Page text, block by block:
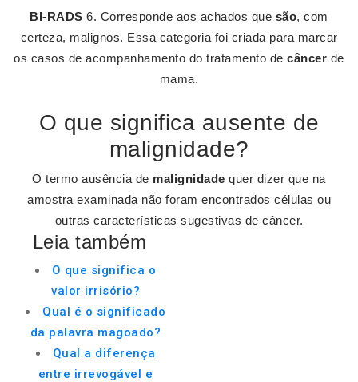
BI-RADS 6. Corresponde aos achados que são, com
certeza, malignos. Essa categoria foi criada para marcar
os casos de acompanhamento do tratamento decâncer de
mama.
O que significa ausente de
malignidade?
O termo ausência de malignidade quer dizer que na
amostra examinada não foram encontrados células ou
outras características sugestivas de câncer.
Leia também
O que significa o
valor irrisório?
Qual é o significado
da palavra magoado?
Qual a diferença
entre irrevogável e